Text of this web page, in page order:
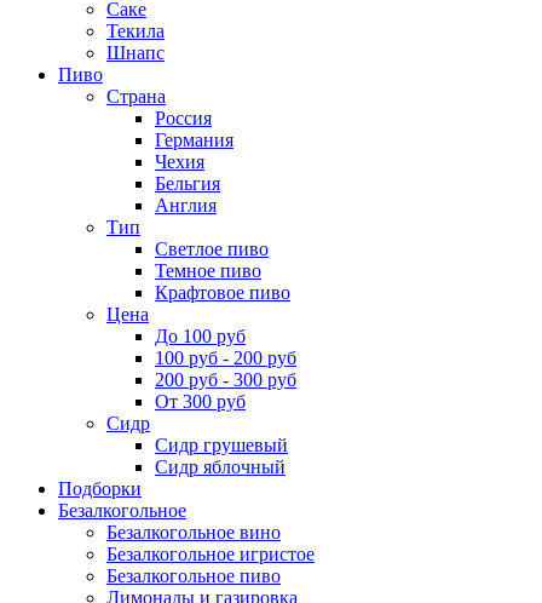
Саке
Текила
Шнапс
Пиво
Страна
Россия
Германия
Чехия
Бельгия
Англия
Тип
Светлое пиво
Темное пиво
Крафтовое пиво
Цена
До 100 руб
100 руб - 200 руб
200 руб - 300 руб
От 300 руб
Сидр
Сидр грушевый
Сидр яблочный
Подборки
Безалкогольное
Безалкогольное вино
Безалкогольное игристое
Безалкогольное пиво
Лимонады и газировка